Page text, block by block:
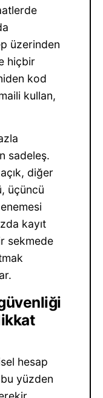
üzerinden
hiçbir
kod
kullan,
sadeleş.
diğer
üçüncü
kayıt
sekmede
hesap
yüzden